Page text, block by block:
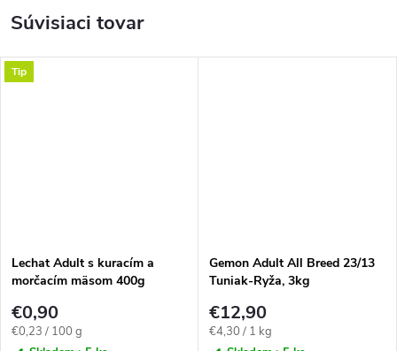
Súvisiaci tovar
Tip
Lechat Adult s kuracím a
morčacím mäsom 400g
€0,90
Jednotková
€0,23 / 100 g
Gemon Adult All Breed 23/13
Tuniak-Ryža, 3kg
€12,90
Jednotková
€4,30 / 1 kg